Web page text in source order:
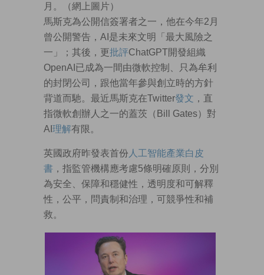
月。（網上圖片）
馬斯克為公開信簽署者之一，他在今年2月
曾公開警告，AI是未來文明「最大風險之
一」；其後，更批評ChatGPT開發組織
OpenAI已成為一間由微軟控制、只為牟利
的封閉公司，跟他當年參與創立時的方針
背道而馳。最近馬斯克在Twitter發文 ，直
指微軟創辦人之一的蓋茨（Bill Gates）對
AI 理解有限。
英國政府昨發表首份 人工智能產業白皮
書 ，指監管機構應考慮5條明確原則，分別
為安全、保障和穩健性，透明度和可解釋
性，公平，問責制和治理，可競爭性和補
救。